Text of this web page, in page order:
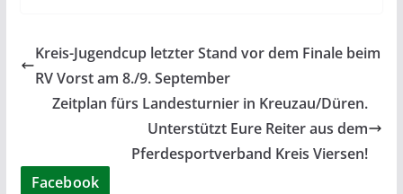
Kreis-Jugendcup letzter Stand vor dem Finale beim
RV Vorst am 8./9. September
Zeitplan fürs Landesturnier in Kreuzau/Düren.
Unterstützt Eure Reiter aus dem
Pferdesportverband Kreis Viersen!
Facebook